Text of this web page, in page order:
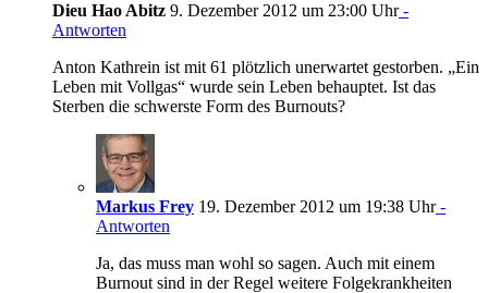
Dieu Hao Abitz 9. Dezember 2012 um 23:00 Uhr-
Antworten
Anton Kathrein ist mit 61 plötzlich unerwartet gestorben. „Ein
Leben mit Vollgas“ wurde sein Leben behauptet. Ist das
Sterben die schwerste Form des Burnouts?
Markus Frey 19. Dezember 2012 um 19:38 Uhr-
Antworten
Ja, das muss man wohl so sagen. Auch mit einem
Burnout sind in der Regel weitere Folgekrankheiten